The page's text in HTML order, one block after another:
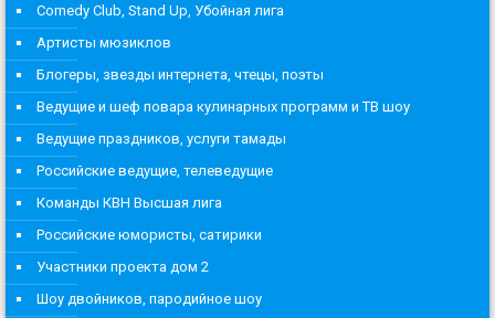
Comedy Club, Stand Up, Убойная лига
Артисты мюзиклов
Блогеры, звезды интернета, чтецы, поэты
Ведущие и шеф повара кулинарных программ и ТВ шоу
Ведущие праздников, услуги тамады
Российские ведущие, телеведущие
Команды КВН Высшая лига
Российские юмористы, сатирики
Участники проекта дом 2
Шоу двойников, пародийное шоу